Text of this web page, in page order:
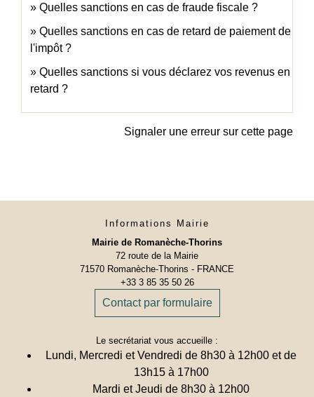
Quelles sanctions en cas de fraude fiscale ?
Quelles sanctions en cas de retard de paiement de
l'impôt ?
Quelles sanctions si vous déclarez vos revenus en
retard ?
Signaler une erreur sur cette page
Informations Mairie
Mairie de Romanèche-Thorins
72 route de la Mairie
71570 Romanèche-Thorins - FRANCE
+33 3 85 35 50 26
Contact par formulaire
Le secrétariat vous accueille :
Lundi, Mercredi et Vendredi de 8h30 à 12h00 et de
13h15 à 17h00
Mardi et Jeudi de 8h30 à 12h00